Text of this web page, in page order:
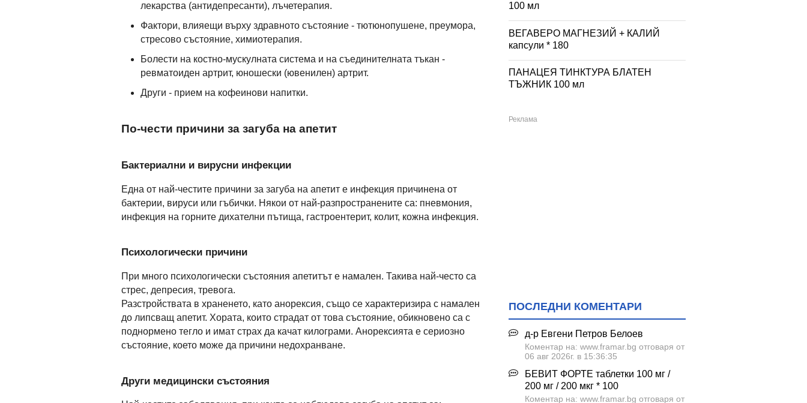
лекарства (антидепресанти), лъчетерапия.
Фактори, влияещи върху здравното състояние - тютюнопушене, преумора,
стресово състояние, химиотерапия.
Болести на костно-мускулната система и на съединителната тъкан -
ревматоиден артрит, юношески (ювенилен) артрит.
Други - прием на кофеинови напитки.
По-чести причини за загуба на апетит
Бактериални и вирусни инфекции
Една от най-честите причини за загуба на апетит е инфекция причинена от
бактерии, вируси или гъбички. Някои от най-разпространените са: пневмония,
инфекция на горните дихателни пътища, гастроентерит, колит, кожна инфекция.
Психологически причини
При много психологически състояния апетитът е намален. Такива най-често са
стрес, депресия, тревога.
Разстройствата в храненето, като анорексия, също се характеризира с намален
до липсващ апетит. Хората, които страдат от това състояние, обикновено са с
поднормено тегло и имат страх да качат килограми. Анорексията е сериозно
състояние, което може да причини недохранване.
Други медицински състояния
100 мл
ВЕГАВЕРО МАГНЕЗИЙ + КАЛИЙ
капсули * 180
ПАНАЦЕЯ ТИНКТУРА БЛАТЕН
ТЪЖНИК 100 мл
ПОСЛЕДНИ КОМЕНТАРИ
д-р Евгени Петров Белоев
Коментар на: www.framar.bg отговаря от
06 авг 2026г. в 15:36:35
БЕВИТ ФОРТЕ таблетки 100 мг /
200 мг / 200 мкг * 100
Коментар на: www.framar.bg отговаря от